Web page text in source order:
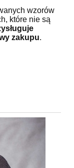
wzorów
które nie są
zakupu.